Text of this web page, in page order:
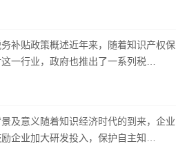
补贴政策概述近年来，随着知识产权保
一行业，政府也推出了一系列税…
及意义随着知识经济时代的到来，企业
企业加大研发投入，保护自主知…